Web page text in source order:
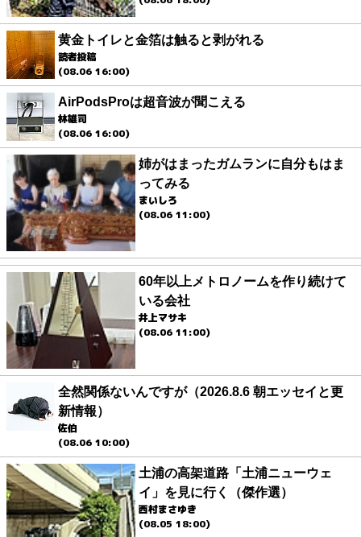
黄金トイレと金箔は触ると剥がれる
読者投稿
(08.06 16:00)
AirPodsProは超音波が聞こえる
林雄司
(08.06 16:00)
姉がはまったガムランに自分もはま
ってみる
まいしろ
(08.06 11:00)
60年以上メトロノームを作り続けて
いる会社
井上マサキ
(08.06 11:00)
全然関係ないんですが（2026.8.6 朝エッセイと更
新情報）
佐伯
(08.06 10:00)
土浦の高架道路「土浦ニューウェ
イ」を見に行く（傑作選）
西村まさゆき
(08.05 18:00)